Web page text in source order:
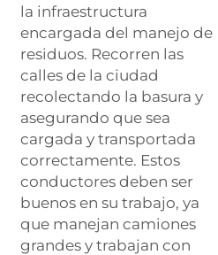
la infraestructura
encargada del manejo de
residuos. Recorren las
calles de la ciudad
recolectando la basura y
asegurando que sea
cargada y transportada
correctamente. Estos
conductores deben ser
buenos en su trabajo, ya
que manejan camiones
grandes y trabajan con